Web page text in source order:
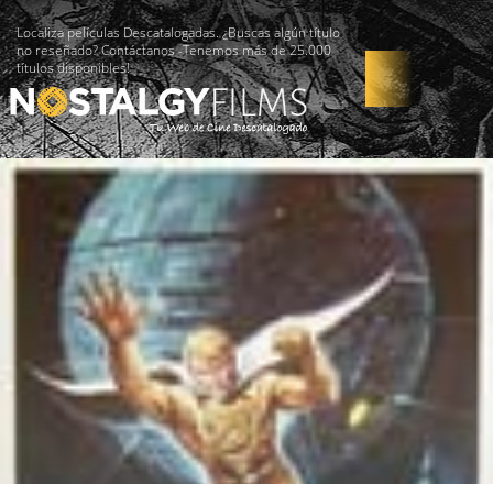
Localiza películas Descatalogadas. ¿Buscas algún título
no reseñado? Contáctanos -Tenemos más de 25.000
títulos disponibles!